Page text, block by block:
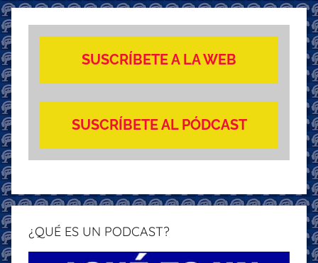
SUSCRÍBETE A LA WEB
SUSCRÍBETE AL PÓDCAST
¿QUÉ ES UN PODCAST?